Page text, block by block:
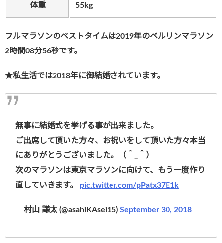
体重 55kg
フルマラソンのベストタイムは2019年のベルリンマラソン
2時間08分56秒です。
★私生活では2018年に御結婚されています。
無事に結婚式を挙げる事が出来ました。
ご出席して頂いた方々、お祝いをして頂いた方々本当
にありがとうございました。（＾_＾）
次のマラソンは東京マラソンに向けて、もう一度作り
直していきます。 pic.twitter.com/pPatx37E1k
— 村山 謙太 (@asahiKAsei15) September 30, 2018